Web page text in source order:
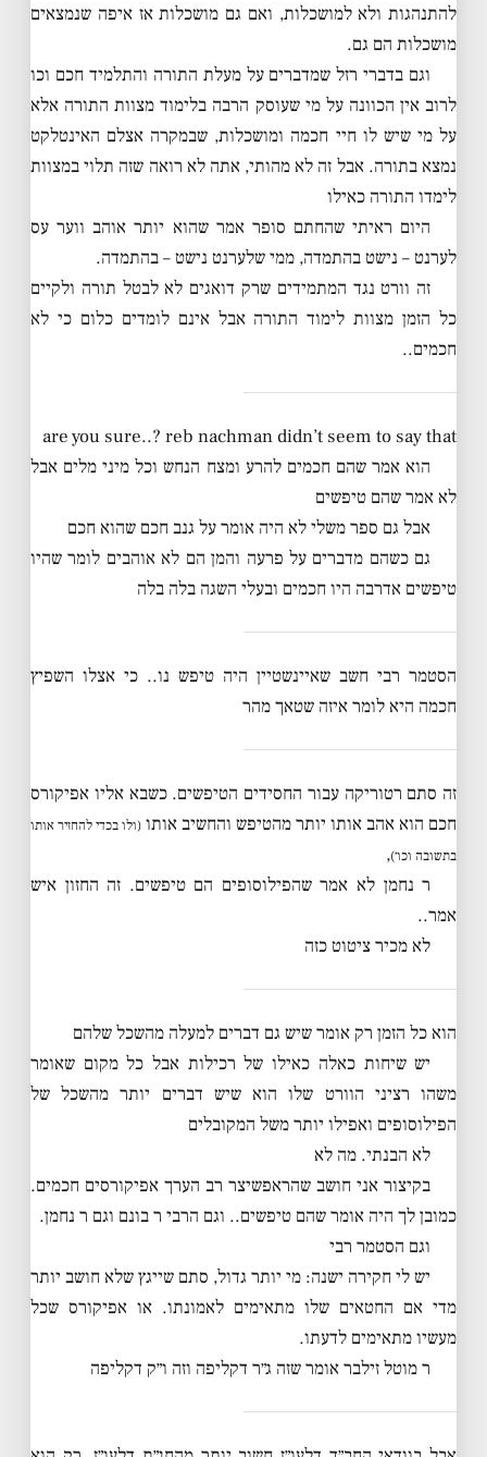
להתנהגות ולא למושכלות, ואם גם מושכלות אז איפה שנמצאים
מושכלות הם גם.
וגם בדברי רזל שמדברים על מעלת התורה והתלמיד חכם וכו
לרוב אין הכוונה על מי שעוסק הרבה בלימוד מצוות התורה אלא
על מי שיש לו חיי חכמה ומושכלות, שבמקרה אצלם האינטלקט
נמצא בתורה. אבל זה לא מהותי, אתה לא רואה שזה תלוי במצוות
לימדו התורה כאילו
היום ראיתי שהחתם סופר אמר שהוא יותר אוהב ווער עס
לערנט – נישט בהתמדה, ממי שלערנט נישט – בהתמדה.
זה וורט נגד המתמידים שרק דואגים לא לבטל תורה ולקיים
כל הזמן מצוות לימוד התורה אבל אינם לומדים כלום כי לא
חכמים..
are you sure..? reb nachman didn’t seem to say that
הוא אמר שהם חכמים להרע ומצח הנחש וכל מיני מלים אבל
לא אמר שהם טיפשים
אבל גם ספר משלי לא היה אומר על גנב חכם שהוא חכם
גם כשהם מדברים על פרעה והמן הם לא אוהבים לומר שהיו
טיפשים אדרבה היו חכמים ובעלי השגה בלה בלה
הסטמר רבי חשב שאיינשטיין היה טיפש נו.. כי אצלו השפיץ
חכמה היא לומר איזה שטאך מהר
זה סתם רטוריקה עבור החסידים הטיפשים. כשבא אליו אפיקורס
חכם הוא אהב אותו יותר מהטיפש והחשיב אותו (ולו בכדי להחזיר אותו
בתשובה וכו׳),
ר נחמן לא אמר שהפילוסופים הם טיפשים. זה החזון איש
אמר..
לא מכיר ציטוט כזה
הוא כל הזמן רק אומר שיש גם דברים למעלה מהשכל שלהם
יש שיחות כאלה כאילו של רכילות אבל כל מקום שאומר
משהו רציני הוורט שלו הוא שיש דברים יותר מהשכל של
הפילוסופים ואפילו יותר משל המקובלים
לא הבנתי. מה לא
בקיצור אני חושב שהראפשיצר רב הערך אפיקורסים חכמים.
כמובן לך היה אומר שהם טיפשים.. וגם הרבי ר בונם וגם ר נחמן.
וגם הסטמר רבי
יש לי חקירה ישנה: מי יותר גדול, סתם שייגץ שלא חושב יותר
מדי אם החטאים שלו מתאימים לאמונתו. או אפיקורס שכל
מעשיו מתאימים לדעתו.
ר מוטל זילבר אומר שזה ג״ר דקליפה וזה ו״ק דקליפה